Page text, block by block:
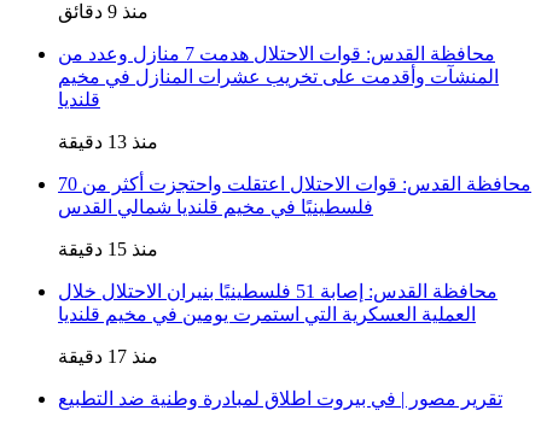
منذ 9 دقائق
محافظة القدس: قوات الاحتلال هدمت 7 منازل وعدد من
المنشآت وأقدمت على تخريب عشرات المنازل في مخيم
قلنديا
منذ 13 دقيقة
محافظة القدس: قوات الاحتلال اعتقلت واحتجزت أكثر من 70
فلسطينيًا في مخيم قلنديا شمالي القدس
منذ 15 دقيقة
محافظة القدس: إصابة 51 فلسطينيًا بنيران الاحتلال خلال
العملية العسكرية التي استمرت يومين في مخيم قلنديا
منذ 17 دقيقة
تقرير مصور | في بيروت اطلاق لمبادرة وطنية ضد التطبيع